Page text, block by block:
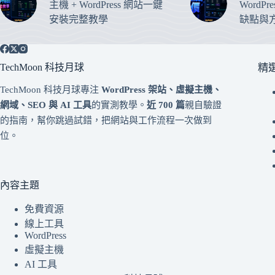
主機 + WordPress 網站一鍵
安裝完整教學
缺點與
TechMoon 科技月球
TechMoon 科技月球專注 WordPress 架站、虛擬主機、
網域、SEO 與 AI 工具的實測教學。 近 700 篇親自驗證
的指南，幫你跳過試錯，把網站與工作流程一次做到
位。
內容主題
免費資源
線上工具
WordPress
虛擬主機
AI 工具
精